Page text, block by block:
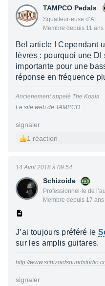
TAMPCO Pedals
Squatteur·euse d’AF
Membre depuis 11 ans
Bel article ! Cependant
lèvres : pourquoi une
importante pour une
réponse en fréquence
Ancienement appelé The Koala
Le site web de TAMPCO
signaler
1 réaction
Schizoide
Professionnel·le de
Membre depuis 17 ans
14 Avril 2018 à 09:54
J’ai toujours préféré le
sur les amplis guitares.
http://
signaler